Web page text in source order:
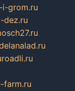
grom.ru
dez.ru
roadli.ru
farm.ru